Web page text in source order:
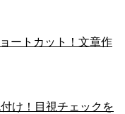
ートカット！文章作
け！目視チェックを